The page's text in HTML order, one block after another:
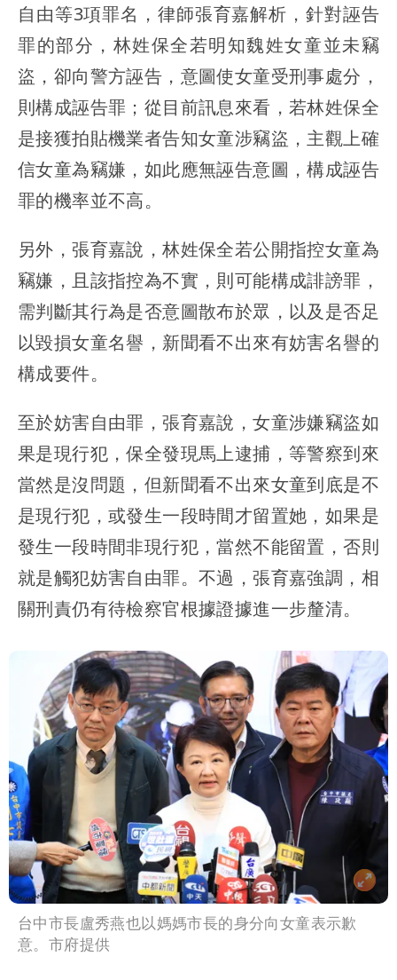
自由等3項罪名，律師張育嘉解析，針對誣告
罪的部分，林姓保全若明知魏姓女童並未竊
盜，卻向警方誣告，意圖使女童受刑事處分，
則構成誣告罪；從目前訊息來看，若林姓保全
是接獲拍貼機業者告知女童涉竊盜，主觀上確
信女童為竊嫌，如此應無誣告意圖，構成誣告
罪的機率並不高。
另外，張育嘉說，林姓保全若公開指控女童為
竊嫌，且該指控為不實，則可能構成誹謗罪，
需判斷其行為是否意圖散布於眾，以及是否足
以毀損女童名譽，新聞看不出來有妨害名譽的
構成要件。
至於妨害自由罪，張育嘉說，女童涉嫌竊盜如
果是現行犯，保全發現馬上逮捕，等警察到來
當然是沒問題，但新聞看不出來女童到底是不
是現行犯，或發生一段時間才留置她，如果是
發生一段時間非現行犯，當然不能留置，否則
就是觸犯妨害自由罪。不過，張育嘉強調，相
關刑責仍有待檢察官根據證據進一步釐清。
台中市長盧秀燕也以媽媽市長的身分向女童表示歉
意。市府提供